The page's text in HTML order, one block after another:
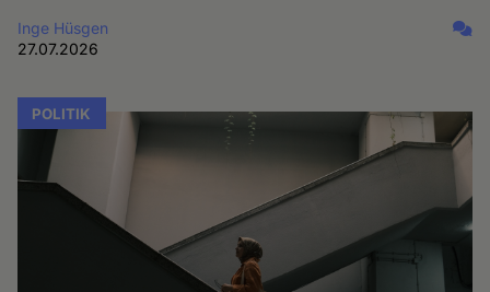
Inge Hüsgen
27.07.2026
POLITIK